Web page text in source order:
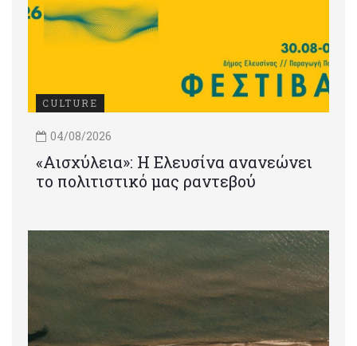
CULTURE
04/08/2026
«Αισχύλεια»: Η Ελευσίνα ανανεώνει
το πολιτιστικό μας ραντεβού